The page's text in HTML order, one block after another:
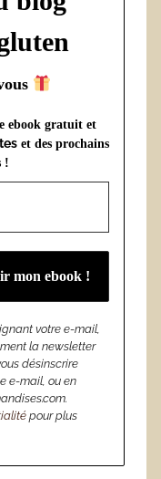
ebook gratuit et
et des prochains
!
votre e-mail,
la newsletter
désinscrire
e-mail, ou en
pour plus